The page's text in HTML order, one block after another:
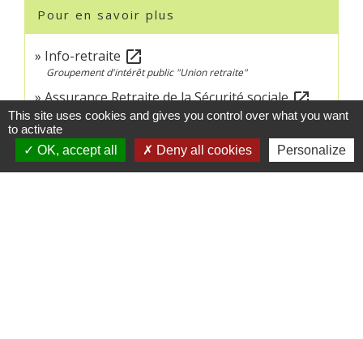
Pour en savoir plus
Info-retraite open_in_new
Groupement d'intérêt public "Union retraite"
Assurance Retraite de la Sécurité socialeopen_in_new
Caisse nationale d'assurance vieillesse
Signaler une erreur sur cette page
This site uses cookies and gives you control over what you want
to activate
OK, accept all
Deny all cookies Personalize